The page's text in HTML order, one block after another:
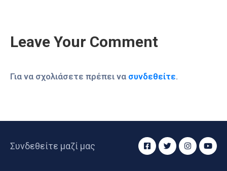
Leave Your Comment
Για να σχολιάσετε πρέπει να συνδεθείτε.
Συνδεθείτε μαζί μας